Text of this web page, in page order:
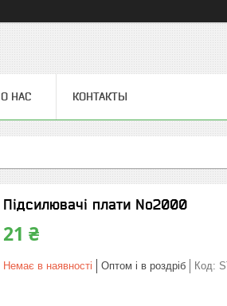
О НАС КОНТАКТЫ
Підсилювачі плати No2000
21 ₴
Немає в наявності Оптом і в роздріб Код: